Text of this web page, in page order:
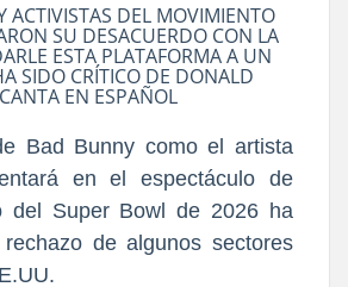
ACTIVISTAS DEL MOVIMIENTO
SU DESACUERDO CON LA
ESTA PLATAFORMA A UN
SIDO CRÍTICO DE DONALD
EN ESPAÑOL
Bad Bunny como el artista
en el espectáculo de
del Super Bowl de 2026 ha
de algunos sectores